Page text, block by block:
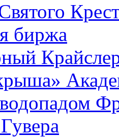
биржа